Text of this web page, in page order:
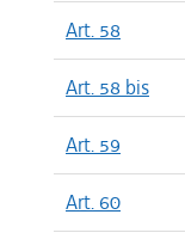
Art. 58
Art. 58 bis
Art. 59
Art. 60